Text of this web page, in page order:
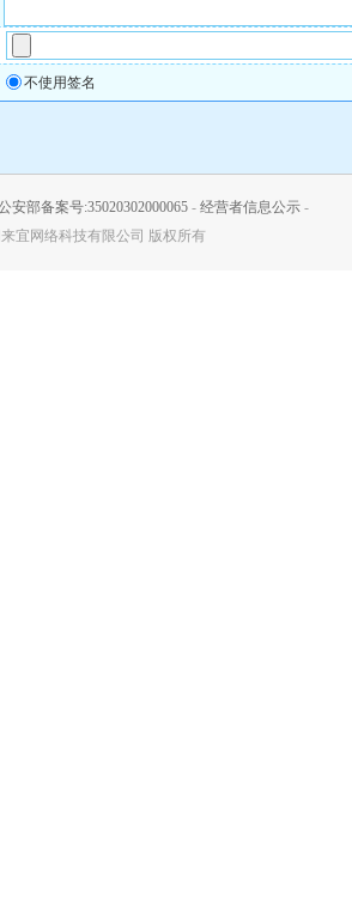
不使用签名
安部备案号:35020302000065 - 经营者信息公示 -
宜网络科技有限公司 版权所有